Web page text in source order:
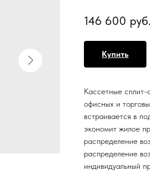
146 600 руб.
Купить
Кассетные
офисных и
встраивается в
экономит жилое
распределение
распределение
индивидуальный